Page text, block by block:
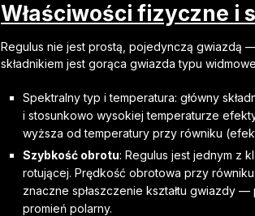
Właściwości fizyczne i
Regulus nie jest prostą, pojedynczą gwiazdą
składnikiem jest gorąca gwiazda typu
Spektralny typ i temperatura: główny
i stosunkowo wysokiej temperaturze
wyższa od temperatury przy równiku
Szybkość obrotu: Regulus jest jednym z
rotującej. Prędkość obrotowa przy
znaczne spłaszczenie kształtu gwiazdy
promień polarny.